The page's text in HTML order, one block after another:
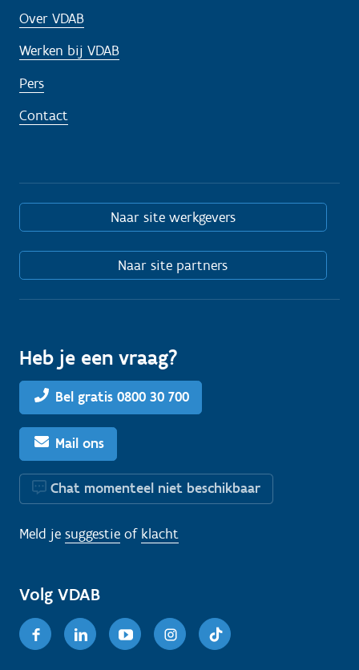
Over VDAB
Werken bij VDAB
Pers
Contact
Naar site werkgevers
Naar site partners
Heb je een vraag?
Bel gratis 0800 30 700
Mail ons
Chat momenteel niet beschikbaar
Meld je suggestie of klacht
Volg VDAB
FacebookLinkedinYoutubeInstagram